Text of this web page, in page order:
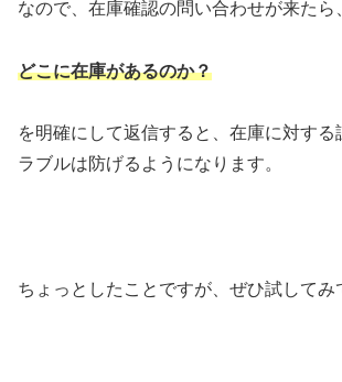
なので、在庫確認の問い合わせが来たら
どこに在庫があるのか？
を明確にして返信すると、在庫に対する
ラブルは防げるようになります。
ちょっとしたことですが、ぜひ試してみ